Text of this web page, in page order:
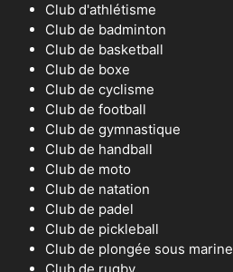
Club d'athlétisme
Club de badminton
Club de basketball
Club de boxe
Club de cyclisme
Club de football
Club de gymnastique
Club de handball
Club de moto
Club de natation
Club de padel
Club de pickleball
Club de plongée sous marine